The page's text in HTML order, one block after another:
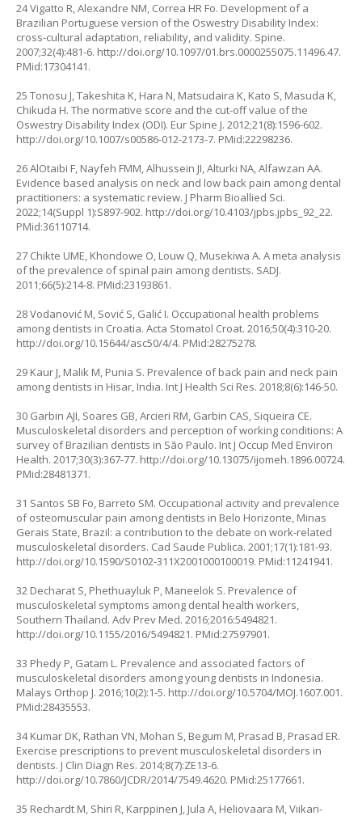
24 Vigatto R, Alexandre NM, Correa HR Fo. Development of a
Brazilian Portuguese version of the Oswestry Disability Index:
cross-cultural adaptation, reliability, and validity. Spine.
2007;32(4):481-6. http://doi.org/10.1097/01.brs.0000255075.11496.47.
PMid:17304141.
25 Tonosu J, Takeshita K, Hara N, Matsudaira K, Kato S, Masuda K,
Chikuda H. The normative score and the cut-off value of the
Oswestry Disability Index (ODI). Eur Spine J. 2012;21(8):1596-602.
http://doi.org/10.1007/s00586-012-2173-7. PMid:22298236.
26 AlOtaibi F, Nayfeh FMM, Alhussein JI, Alturki NA, Alfawzan AA.
Evidence based analysis on neck and low back pain among dental
practitioners: a systematic review. J Pharm Bioallied Sci.
2022;14(Suppl 1):S897-902. http://doi.org/10.4103/jpbs.jpbs_92_22.
PMid:36110714.
27 Chikte UME, Khondowe O, Louw Q, Musekiwa A. A meta analysis
of the prevalence of spinal pain among dentists. SADJ.
2011;66(5):214-8. PMid:23193861.
28 Vodanović M, Sović S, Galić I. Occupational health problems
among dentists in Croatia. Acta Stomatol Croat. 2016;50(4):310-20.
http://doi.org/10.15644/asc50/4/4. PMid:28275278.
29 Kaur J, Malik M, Punia S. Prevalence of back pain and neck pain
among dentists in Hisar, India. Int J Health Sci Res. 2018;8(6):146-50.
30 Garbin AJI, Soares GB, Arcieri RM, Garbin CAS, Siqueira CE.
Musculoskeletal disorders and perception of working conditions: A
survey of Brazilian dentists in São Paulo. Int J Occup Med Environ
Health. 2017;30(3):367-77. http://doi.org/10.13075/ijomeh.1896.00724.
PMid:28481371.
31 Santos SB Fo, Barreto SM. Occupational activity and prevalence
of osteomuscular pain among dentists in Belo Horizonte, Minas
Gerais State, Brazil: a contribution to the debate on work-related
musculoskeletal disorders. Cad Saude Publica. 2001;17(1):181-93.
http://doi.org/10.1590/S0102-311X2001000100019. PMid:11241941.
32 Decharat S, Phethuayluk P, Maneelok S. Prevalence of
musculoskeletal symptoms among dental health workers,
Southern Thailand. Adv Prev Med. 2016;2016:5494821.
http://doi.org/10.1155/2016/5494821. PMid:27597901.
33 Phedy P, Gatam L. Prevalence and associated factors of
musculoskeletal disorders among young dentists in Indonesia.
Malays Orthop J. 2016;10(2):1-5. http://doi.org/10.5704/MOJ.1607.001.
PMid:28435553.
34 Kumar DK, Rathan VN, Mohan S, Begum M, Prasad B, Prasad ER.
Exercise prescriptions to prevent musculoskeletal disorders in
dentists. J Clin Diagn Res. 2014;8(7):ZE13-6.
http://doi.org/10.7860/JCDR/2014/7549.4620. PMid:25177661.
35 Rechardt M, Shiri R, Karppinen J, Jula A, Heliovaara M, Viikari-